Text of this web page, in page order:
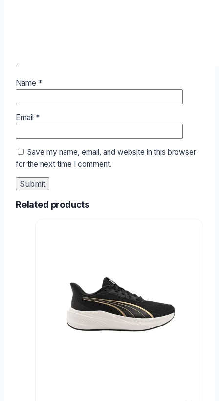
Name *
Email *
Save my name, email, and website in this browser
for the next time I comment.
Related products